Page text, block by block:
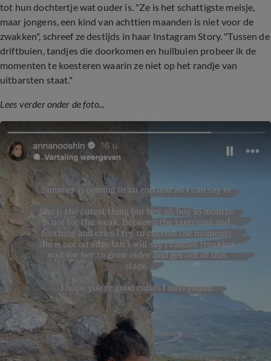
tot hun dochtertje wat ouder is. "Ze is het schattigste meisje,
maar jongens, een kind van achttien maanden is niet voor de
zwakken", schreef ze destijds in haar Instagram Story. "Tussen de
driftbuien, tandjes die doorkomen en huilbuien probeer ik de
momenten te koesteren waarin ze niet op het randje van
uitbarsten staat."
Lees verder onder de foto...